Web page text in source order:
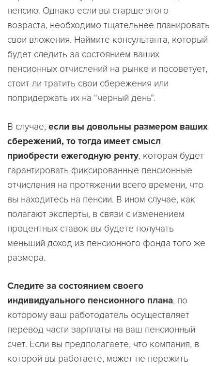
пенсию. Однако если вы старше этого
возраста, необходимо тщательнее планировать
свои вложения. Наймите консультанта, который
будет следить за состоянием ваших
пенсионных отчислений на рынке и посоветует,
стоит ли тратить свои сбережения или
попридержать их на “черный день”.
В случае, если вы довольны размером ваших
сбережений, то тогда имеет смысл
приобрести ежегодную ренту, которая будет
гарантировать фиксированные пенсионные
отчисления на протяжении всего времени, что
вы находитесь на пенсии. В ином случае, как
полагают эксперты, в связи с изменением
процентных ставок вы будете получать
меньший доход из пенсионного фонда того же
размера.
Следите за состоянием своего
индивидуального пенсионного плана, по
которому ваш работодатель осуществляет
перевод части зарплаты на ваш пенсионный
счет. Если вы предполагаете, что компания, в
которой вы работаете, может не пережить